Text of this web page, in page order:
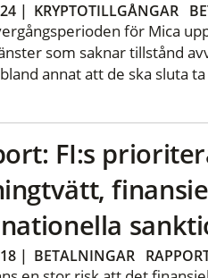
| KRYPTOTILLGÅNGAR
för Mica
som saknar tillstånd
annat att de ska sluta
FI:s
| BETALNINGAR